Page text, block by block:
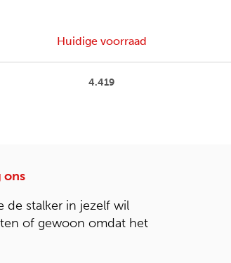
Huidige voorraad
4.419
ons
de stalker in jezelf wil
of gewoon omdat het